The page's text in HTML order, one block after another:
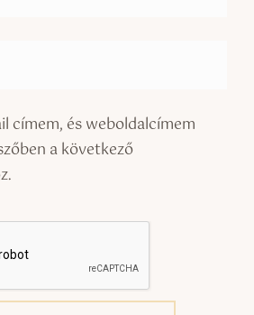
címem, és weboldalcímem
a következő